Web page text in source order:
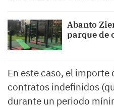
Abanto
parque de
En este caso, el importe
contratos indefinidos
durante un periodo